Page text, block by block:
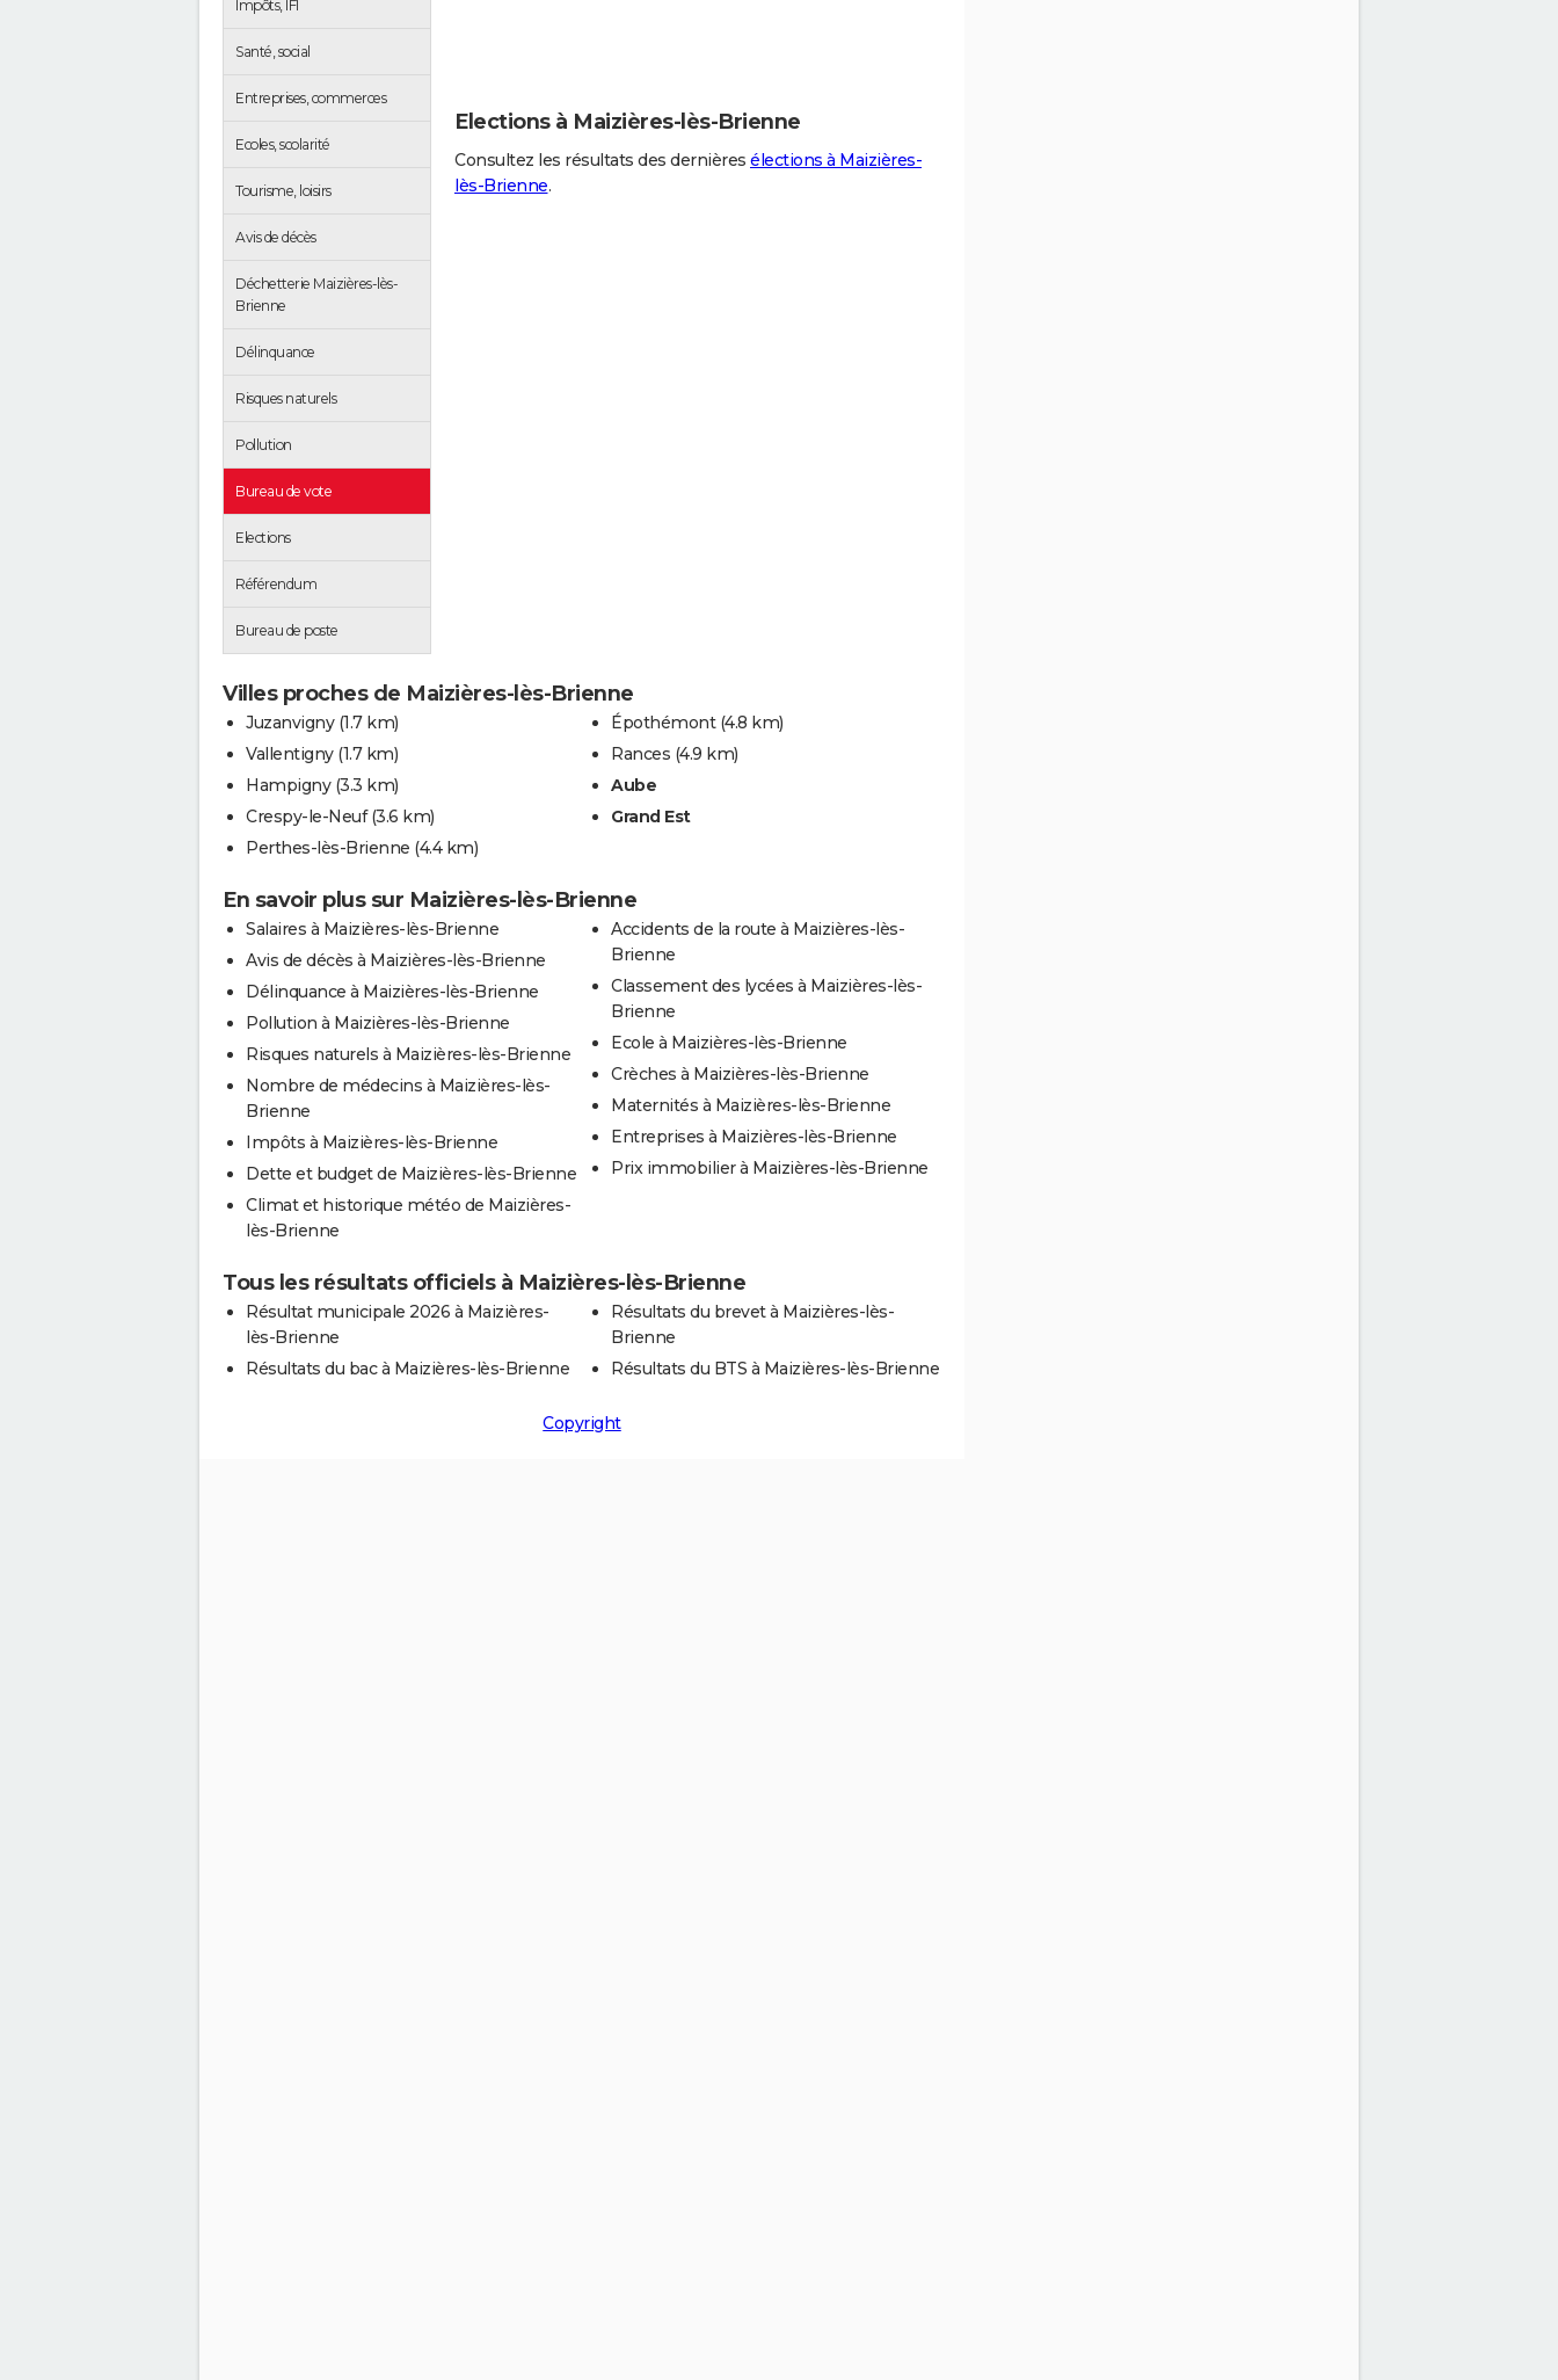
Impôts, IFI
Santé, social
Entreprises, commerces
Ecoles, scolarité
Tourisme, loisirs
Avis de décès
Déchetterie Maizières-lès-
Brienne
Délinquance
Risques naturels
Pollution
Bureau de vote
Elections
Référendum
Bureau de poste
Elections à Maizières-lès-Brienne
Consultez les résultats des dernières élections à Maizières-
lès-Brienne.
Villes proches de Maizières-lès-Brienne
Juzanvigny (1.7 km)
Vallentigny (1.7 km)
Hampigny (3.3 km)
Crespy-le-Neuf (3.6 km)
Perthes-lès-Brienne (4.4 km)
Épothémont (4.8 km)
Rances (4.9 km)
Aube
Grand Est
En savoir plus sur Maizières-lès-Brienne
Salaires à Maizières-lès-Brienne
Avis de décès à Maizières-lès-Brienne
Délinquance à Maizières-lès-Brienne
Pollution à Maizières-lès-Brienne
Risques naturels à Maizières-lès-Brienne
Nombre de médecins à Maizières-lès-
Brienne
Impôts à Maizières-lès-Brienne
Dette et budget de Maizières-lès-Brienne
Climat et historique météo de Maizières-
lès-Brienne
Accidents de la route à Maizières-lès-
Brienne
Classement des lycées à Maizières-lès-
Brienne
Ecole à Maizières-lès-Brienne
Crèches à Maizières-lès-Brienne
Maternités à Maizières-lès-Brienne
Entreprises à Maizières-lès-Brienne
Prix immobilier à Maizières-lès-Brienne
Tous les résultats officiels à Maizières-lès-Brienne
Résultat municipale 2026 à Maizières-
lès-Brienne
Résultats du bac à Maizières-lès-Brienne
Résultats du brevet à Maizières-lès-
Brienne
Résultats du BTS à Maizières-lès-Brienne
Copyright